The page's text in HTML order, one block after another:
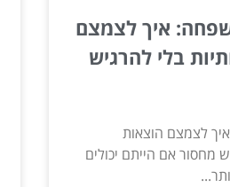
איך לצמצם
בלי להרגיש
לצמצם הוצאות
מחסור אם הייתם יכולים